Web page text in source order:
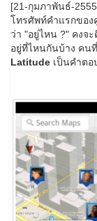
[21-กุมภาพันธ์-
โทรศัพท์คำแรกของ
ว่า "อยู่ไหน ?" คงจ
อยู่ที่ไหนกันบ้าง คน
Latitude เป็นคำตอ